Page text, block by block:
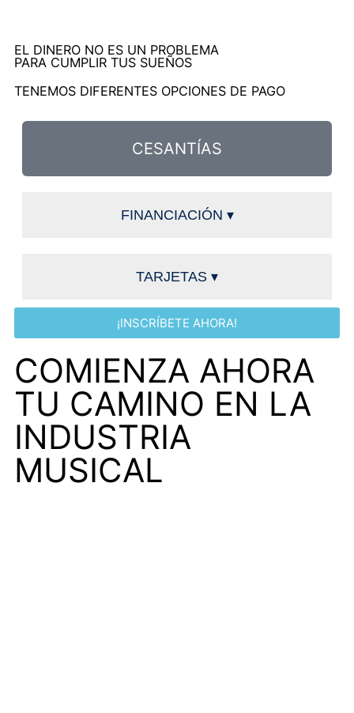
EL DINERO NO ES UN PROBLEMA
PARA CUMPLIR TUS SUEÑOS
TENEMOS DIFERENTES OPCIONES DE PAGO
CESANTÍAS
FINANCIACIÓN ▾
TARJETAS ▾
¡INSCRÍBETE AHORA!
COMIENZA AHORA
TU CAMINO EN LA
INDUSTRIA
MUSICAL